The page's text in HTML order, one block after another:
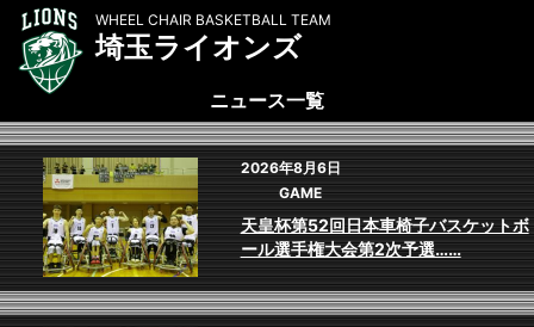
WHEEL CHAIR BASKETBALL TEAM
埼玉ライオンズ
ニュース一覧
2026年8月6日
GAME
天皇杯第52回日本車椅子バスケットボ
ール選手権大会第2次予選……